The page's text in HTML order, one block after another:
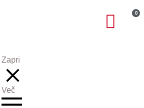
0
Zapri
Več
VIJOLIČNA BLAZINICA